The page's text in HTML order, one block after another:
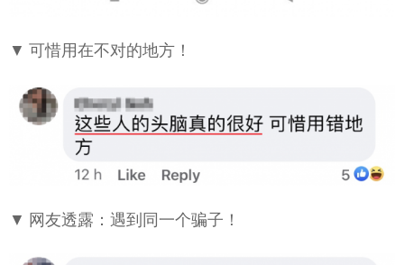
▼ 可惜用在不对的地方！
▼ 网友透露：遇到同一个骗子！